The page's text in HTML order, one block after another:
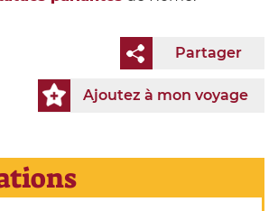
Partager
Ajoutez à mon voyage